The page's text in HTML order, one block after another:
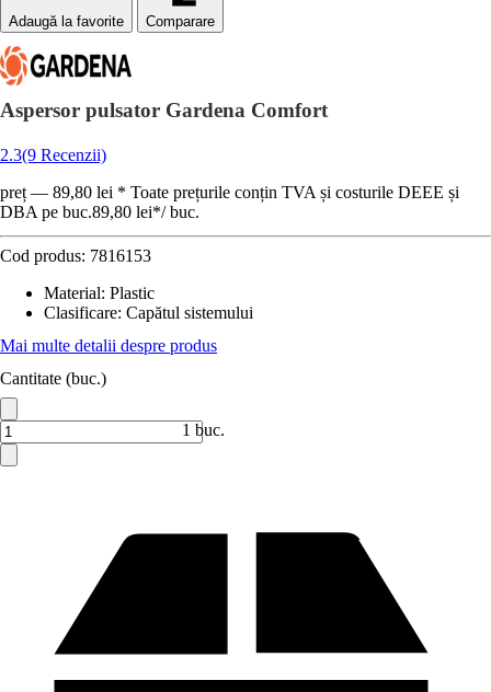
Comparare
Aspersor pulsator Gardena Comfort
2.3(9 Recenzii)
preț — 89,80 lei * Toate prețurile conțin TVA și costurile DEEE și
DBA pe buc.89,80 lei*/ buc.
Cod produs: 7816153
Material: Plastic
Clasificare: Capătul sistemului
Mai multe detalii despre produs
Cantitate (buc.)
1 buc.